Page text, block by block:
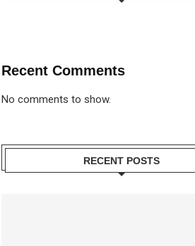
Recent Comments
No comments to show.
RECENT POSTS